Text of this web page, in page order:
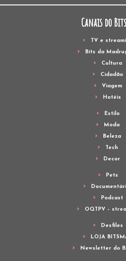
Canais do
TV e
Bits da
Cultura
Cidadão
Viagem
Hotéis
Estilo
Moda
Beleza
Tech
Decor
Pets
Podcast
OQTPV –
Desfiles
LOJA
Newsletter do